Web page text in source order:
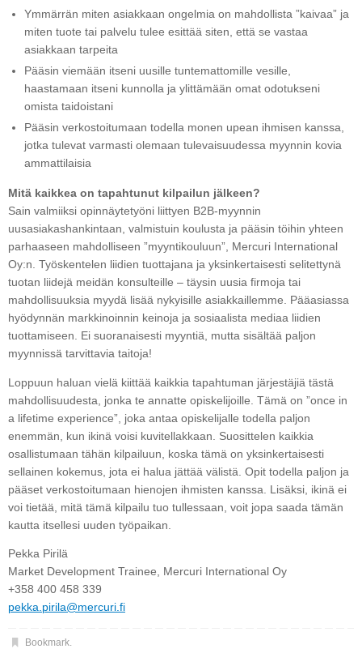
Ymmärrän miten asiakkaan ongelmia on mahdollista ”kaivaa” ja
miten tuote tai palvelu tulee esittää siten, että se vastaa
asiakkaan tarpeita
Pääsin viemään itseni uusille tuntemattomille vesille,
haastamaan itseni kunnolla ja ylittämään omat odotukseni
omista taidoistani
Pääsin verkostoitumaan todella monen upean ihmisen kanssa,
jotka tulevat varmasti olemaan tulevaisuudessa myynnin kovia
ammattilaisia
Mitä kaikkea on tapahtunut kilpailun jälkeen?
Sain valmiiksi opinnäytetyöni liittyen B2B-myynnin
uusasiakashankintaan, valmistuin koulusta ja pääsin töihin yhteen
parhaaseen mahdolliseen ”myyntikouluun”, Mercuri International
Oy:n. Työskentelen liidien tuottajana ja yksinkertaisesti selitettynä
tuotan liidejä meidän konsulteille – täysin uusia firmoja tai
mahdollisuuksia myydä lisää nykyisille asiakkaillemme. Pääasiassa
hyödynnän markkinoinnin keinoja ja sosiaalista mediaa liidien
tuottamiseen. Ei suoranaisesti myyntiä, mutta sisältää paljon
myynnissä tarvittavia taitoja!
Loppuun haluan vielä kiittää kaikkia tapahtuman järjestäjiä tästä
mahdollisuudesta, jonka te annatte opiskelijoille. Tämä on ”once in
a lifetime experience”, joka antaa opiskelijalle todella paljon
enemmän, kun ikinä voisi kuvitellakkaan. Suosittelen kaikkia
osallistumaan tähän kilpailuun, koska tämä on yksinkertaisesti
sellainen kokemus, jota ei halua jättää välistä. Opit todella paljon ja
pääset verkostoitumaan hienojen ihmisten kanssa. Lisäksi, ikinä ei
voi tietää, mitä tämä kilpailu tuo tullessaan, voit jopa saada tämän
kautta itsellesi uuden työpaikan.
Pekka Pirilä
Market Development Trainee, Mercuri International Oy
+358 400 458 339
pekka.pirila@mercuri.fi
Bookmark.